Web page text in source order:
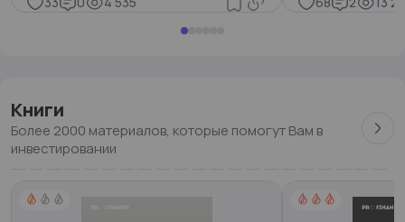
Книги
Более 2000 материалов, которые помогут Вам в
инвестировании